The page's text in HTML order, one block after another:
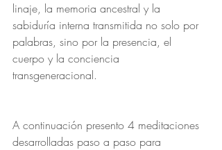
linaje, la memoria ancestral y la
sabiduría interna transmitida no solo por
palabras, sino por la presencia, el
cuerpo y la conciencia
transgeneracional.
A continuación presento 4 meditaciones
desarrolladas paso a paso para